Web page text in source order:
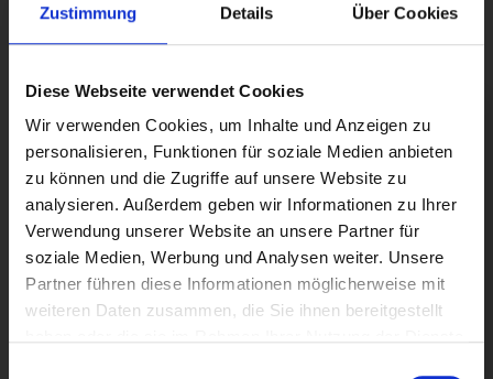
Zustimmung Details Über Cookies
Diese Webseite verwendet Cookies
Wir verwenden Cookies, um Inhalte und Anzeigen zu
personalisieren, Funktionen für soziale Medien anbieten
zu können und die Zugriffe auf unsere Website zu
analysieren. Außerdem geben wir Informationen zu Ihrer
Verwendung unserer Website an unsere Partner für
soziale Medien, Werbung und Analysen weiter. Unsere
Partner führen diese Informationen möglicherweise mit
weiteren Daten zusammen, die Sie ihnen bereitgestellt
Emissionsverminderung gerecht zu werden, ergänzen wir für
Sie bei Bedarf den Truck-Transport auf der Straße
Verkehrsträgern Bahn und Binnenschiff.
Die durchNEUTRALOGeingesetzten Fahrer agieren mit
einer modernen Fahrzeugflotte und unser neues Chassis-
Equipment ist ausgestattet mit energieeffizienten Bauteilen,
die zu einer CO₂-Reduzierung beitragen.
Selbstverständlich arbeiten wir in sämtlichen Büros nahezu
papierlos.
CO₂-Emissionen in Höhe